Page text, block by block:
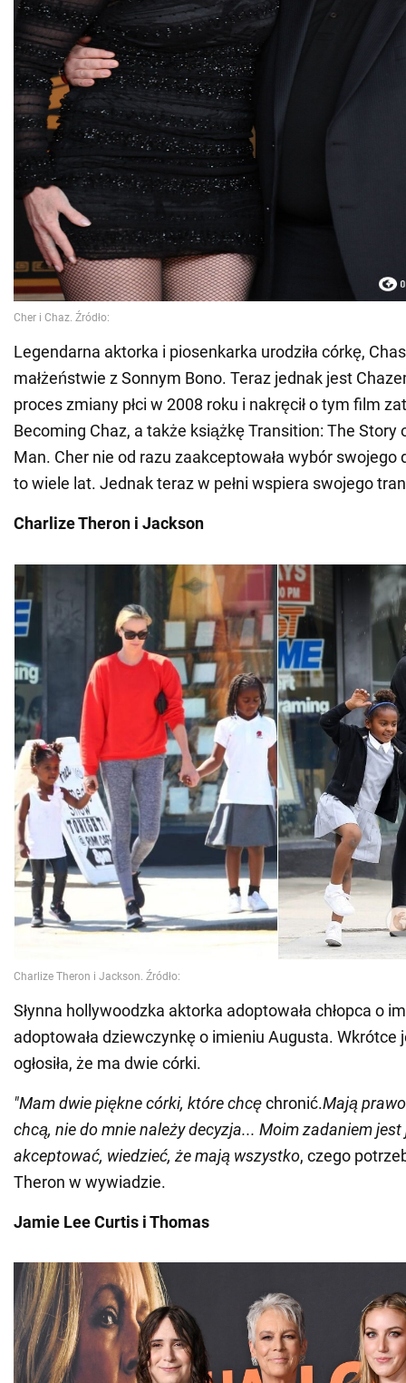
Legendarna aktorka i piosenkarka urodziła córkę,
małżeństwie z Sonnym Bono. Teraz jednak jest
proces zmiany płci w 2008 roku i nakręcił o tym film
Becoming Chaz, a także książkę Transition: The Story
Man. Cher nie od razu zaakceptowała wybór swojego
to wiele lat. Jednak teraz w pełni wspiera swojego
Charlize Theron i Jackson
Słynna hollywoodzka aktorka adoptowała chłopca o
adoptowała dziewczynkę o imieniu Augusta. Wkrótce
ogłosiła, że ma dwie córki.
"Mam dwie piękne córki, które chcęchronić.Mają
chcą, nie do mnie należy decyzja... Moim zadaniem jest
akceptować, wiedzieć, że mają wszystko, czego
Theron w wywiadzie.
Jamie Lee Curtis i Thomas